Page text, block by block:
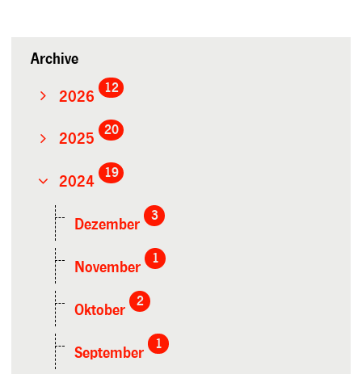
Archive
2026
12
2025
20
2024
19
Dezember
3
November
1
Oktober
2
September
1